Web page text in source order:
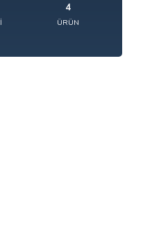
4
ÜRÜN